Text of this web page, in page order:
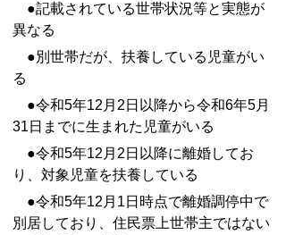
●記載されている世帯状況等と実態が
異なる
●別世帯だが、扶養している児童がい
る
●令和5年12月2日以降から令和6年5月
31日までに生まれた児童がいる
●令和5年12月2日以降に離婚してお
り、対象児童を扶養している
●令和5年12月1日時点で離婚調停中で
別居しており、住民票上世帯主ではない